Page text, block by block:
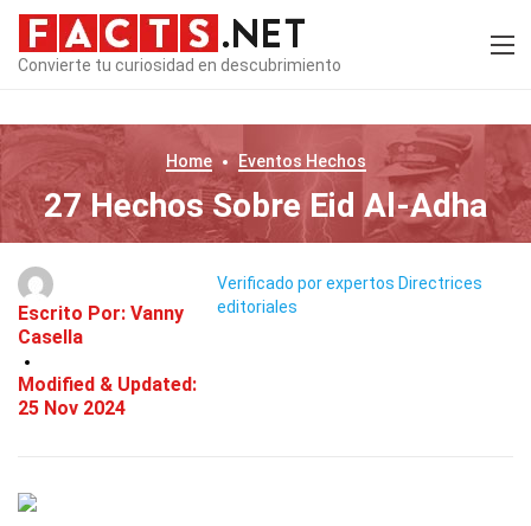
Convierte tu curiosidad en descubrimiento
Home Eventos Hechos
27 Hechos Sobre Eid Al-Adha
Escrito Por: Vanny
Casella
Modified & Updated:
25 Nov 2024
Verificado por expertos Directrices
editoriales